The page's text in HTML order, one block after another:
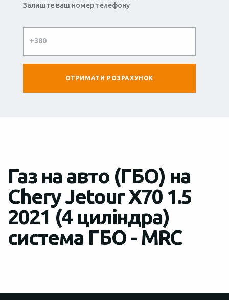
Залиште ваш номер телефону
Газ на авто (ГБО) на
Chery Jetour X70 1.5
2021 (4 циліндра)
система ГБО - MRC